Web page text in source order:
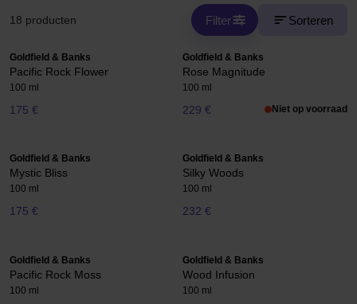
18 producten Filter Sorteren
Goldfield & Banks
Pacific Rock Flower
100 ml
175 €
Goldfield & Banks
Rose Magnitude
100 ml
229 € Niet op voorraad
Goldfield & Banks
Mystic Bliss
100 ml
175 €
Goldfield & Banks
Silky Woods
100 ml
232 €
Goldfield & Banks
Pacific Rock Moss
100 ml
Goldfield & Banks
Wood Infusion
100 ml